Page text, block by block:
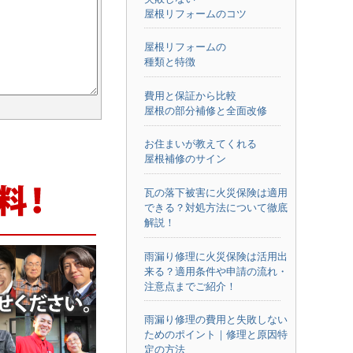
屋根リフォームのコツ
屋根リフォームの
種類と特徴
費用と保証から比較
屋根の部分補修と全面改修
お住まいが教えてくれる
屋根補修のサイン
瓦の落下被害に火災保険は適用
できる？対処方法について徹底
解説！
雨漏り修理に火災保険は活用出
来る？適用条件や申請の流れ・
注意点までご紹介！
雨漏り修理の費用と失敗しない
ためのポイント｜修理と原因特
定の方法